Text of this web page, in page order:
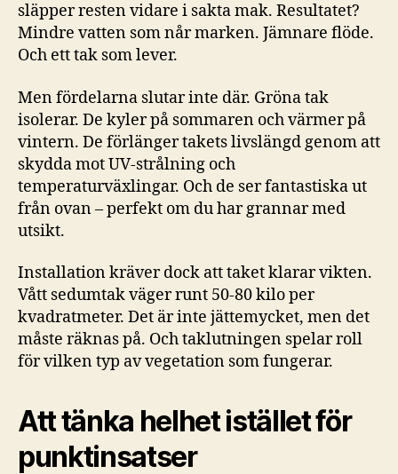
släpper resten vidare i sakta mak. Resultatet?
Mindre vatten som når marken. Jämnare flöde.
Och ett tak som lever.
Men fördelarna slutar inte där. Gröna tak
isolerar. De kyler på sommaren och värmer på
vintern. De förlänger takets livslängd genom att
skydda mot UV-strålning och
temperaturväxlingar. Och de ser fantastiska ut
från ovan – perfekt om du har grannar med
utsikt.
Installation kräver dock att taket klarar vikten.
Vått sedumtak väger runt 50-80 kilo per
kvadratmeter. Det är inte jättemycket, men det
måste räknas på. Och taklutningen spelar roll
för vilken typ av vegetation som fungerar.
Att tänka helhet istället för
punktinsatser